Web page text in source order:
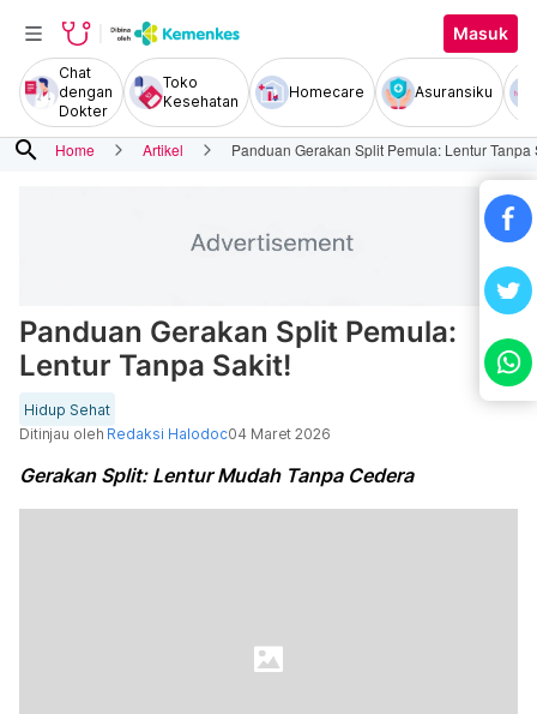
Masuk
Chat
dengan
Dokter
Toko
Kesehatan
Homecare Asuransiku
search Home Artikel Panduan Gerakan Split Pemula: Lentur Tanpa
Panduan Gerakan Split Pemula:
Lentur Tanpa Sakit!
Hidup Sehat
Ditinjau oleh Redaksi Halodoc04 Maret 2026
Gerakan Split: Lentur Mudah Tanpa Cedera